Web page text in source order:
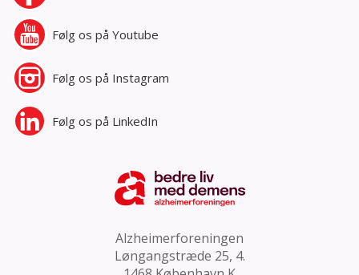
Følg os på Youtube
Følg os på Instagram
Følg os på LinkedIn
Alzheimerforeningen
Løngangstræde 25, 4.